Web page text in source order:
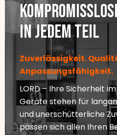
In jedem Teil
Zuverlässigkeit.
Anpassungsfähigkeit.
LORD – Ihre Sicherheit
Geräte stehen für
und unerschütterliche
passen sich allen Ihren